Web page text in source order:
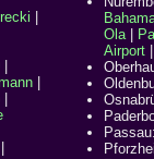
Ola|
Airport